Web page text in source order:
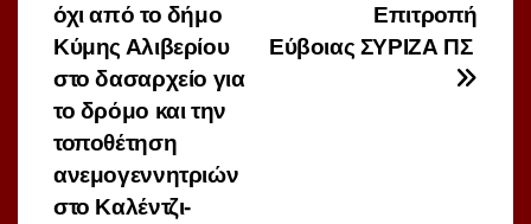
Επιτροπή
Εύβοιας ΣΥΡΙΖΑ ΠΣ
όχι από το δήμο
Κύμης Αλιβερίου
στο δασαρχείο για
το δρόμο και την
τοποθέτηση
ανεμογεννητριών
στο Καλέντζι-